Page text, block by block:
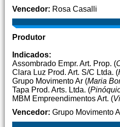
Vencedor: Rosa Casalli
Produtor
Indicados:
Assombrado Empr. Art. Prop. (
Clara Luz Prod. Art. S/C Ltda. (
Grupo Movimento Ar (Maria
Tapa Prod. Arts. Ltda. (
MBM Empreendimentos Art. (
Vencedor: Grupo Movimento